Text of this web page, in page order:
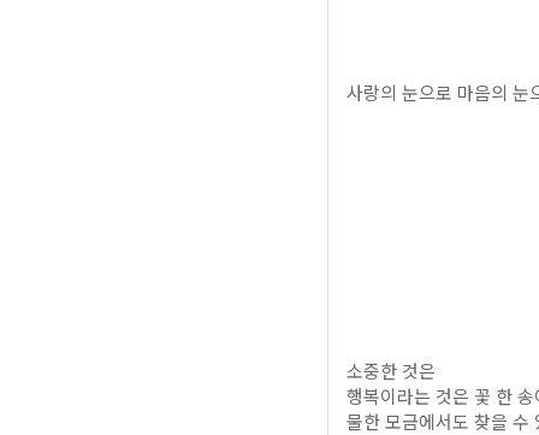
사랑의 눈으로 마음의 눈
소중한 것은
행복이라는 것은 꽃 한 송
물한 모금에서도 찾을 수